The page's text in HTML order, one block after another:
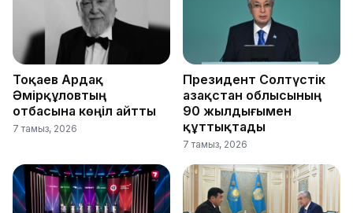
Тоқаев Ардақ
Әмірқұловтың
отбасына көңіл айтты
7 тамыз, 2026
Президент Солтүстік
Қазақстан облысының
90 жылдығымен
құттықтады
7 тамыз, 2026